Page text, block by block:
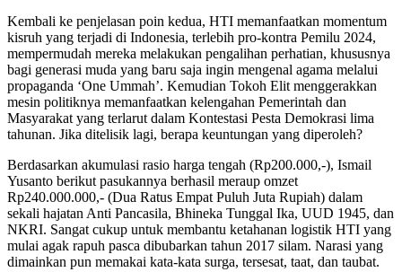
Kembali ke penjelasan poin kedua, HTI memanfaatkan momentum
kisruh yang terjadi di Indonesia, terlebih pro-kontra Pemilu 2024,
mempermudah mereka melakukan pengalihan perhatian, khususnya
bagi generasi muda yang baru saja ingin mengenal agama melalui
propaganda ‘One Ummah’. Kemudian Tokoh Elit menggerakkan
mesin politiknya memanfaatkan kelengahan Pemerintah dan
Masyarakat yang terlarut dalam Kontestasi Pesta Demokrasi lima
tahunan. Jika ditelisik lagi, berapa keuntungan yang diperoleh?
Berdasarkan akumulasi rasio harga tengah (Rp200.000,-), Ismail
Yusanto berikut pasukannya berhasil meraup omzet
Rp240.000.000,- (Dua Ratus Empat Puluh Juta Rupiah) dalam
sekali hajatan Anti Pancasila, Bhineka Tunggal Ika, UUD 1945, dan
NKRI. Sangat cukup untuk membantu ketahanan logistik HTI yang
mulai agak rapuh pasca dibubarkan tahun 2017 silam. Narasi yang
dimainkan pun memakai kata-kata surga, tersesat, taat, dan taubat.